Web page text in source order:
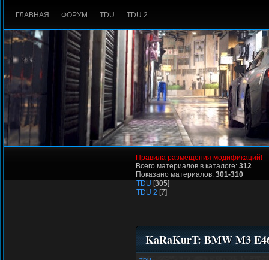
ГЛАВНАЯ ФОРУМ TDU TDU 2
Правила размещения модификаций!
Всего материалов в каталоге: 312
Показано материалов: 301-310
TDU [305]
TDU 2 [7]
KaRaKurT: BMW M3